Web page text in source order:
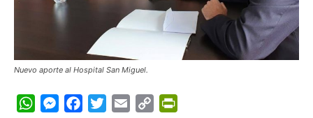
Nuevo aporte al Hospital San Miguel.
WhatsApp
Messenger
FacebookTwitterEmail Copy